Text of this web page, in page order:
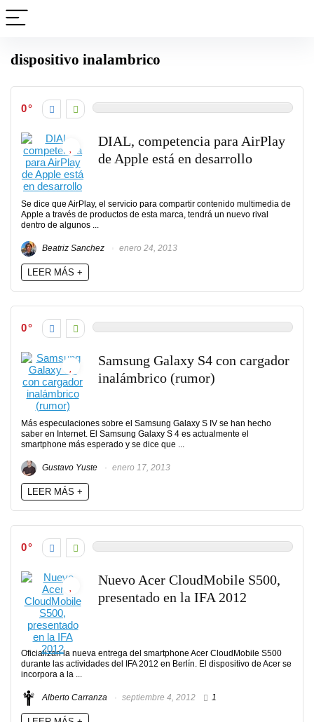
dispositivo inalambrico
0
DIAL, competencia para AirPlay
de Apple está en desarrollo
Se dice que AirPlay, el servicio para compartir contenido multimedia de
Apple a través de productos de esta marca, tendrá un nuevo rival
dentro de algunos ...
Beatriz Sanchez enero 24, 2013
LEER MÁS +
0
Samsung Galaxy S4 con cargador
inalámbrico (rumor)
Más especulaciones sobre el Samsung Galaxy S IV se han hecho
saber en Internet. El Samsung Galaxy S 4 es actualmente el
smartphone más esperado y se dice que ...
Gustavo Yuste enero 17, 2013
LEER MÁS +
0
Nuevo Acer CloudMobile S500,
presentado en la IFA 2012
Oficializan la nueva entrega del smartphone Acer CloudMobile S500
durante las actividades del IFA 2012 en Berlín. El dispositivo de Acer se
incorpora a la ...
Alberto Carranza septiembre 4, 2012 1